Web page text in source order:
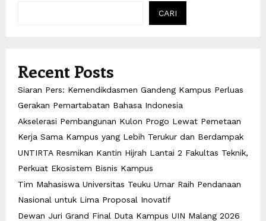
CARI
Recent Posts
Siaran Pers: Kemendikdasmen Gandeng Kampus Perluas
Gerakan Pemartabatan Bahasa Indonesia
Akselerasi Pembangunan Kulon Progo Lewat Pemetaan
Kerja Sama Kampus yang Lebih Terukur dan Berdampak
UNTIRTA Resmikan Kantin Hijrah Lantai 2 Fakultas Teknik,
Perkuat Ekosistem Bisnis Kampus
Tim Mahasiswa Universitas Teuku Umar Raih Pendanaan
Nasional untuk Lima Proposal Inovatif
Dewan Juri Grand Final Duta Kampus UIN Malang 2026